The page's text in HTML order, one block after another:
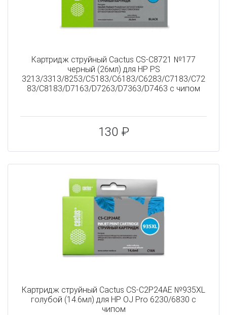
Картридж струйный Cactus CS-C8721 №177
черный (26мл) для HP PS
3213/3313/8253/C5183/C6183/C6283/C7183/C72
83/C8183/D7163/D7263/D7363/D7463 с чипом
130 ₽
Картридж струйный Cactus CS-C2P24AE №935XL
голубой (14.6мл) для HP OJ Pro 6230/6830 с
чипом